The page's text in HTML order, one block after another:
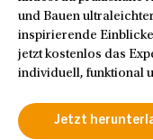
und Bauen
inspirierende
jetzt kostenlos das
individuell, funktional
Jetzt